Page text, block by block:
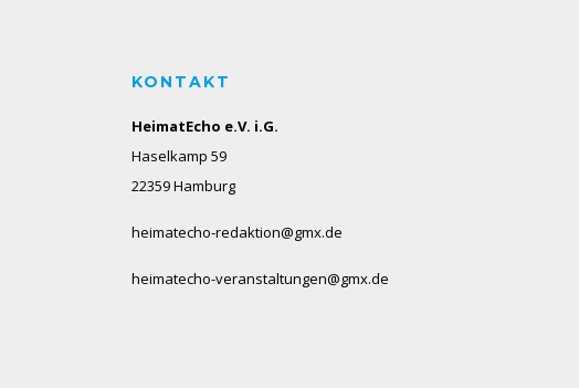
KONTAKT
HeimatEcho e.V. i.G.
Haselkamp 59
22359 Hamburg
heimatecho-redaktion@gmx.de
heimatecho-veranstaltungen@gmx.de